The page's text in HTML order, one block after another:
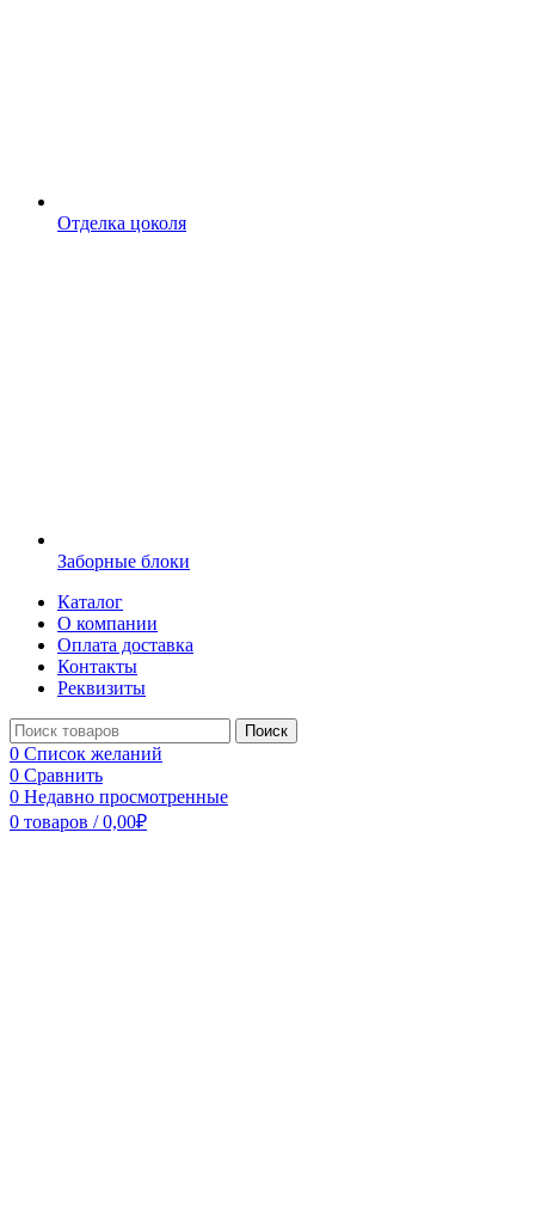
Отделка цоколя
Заборные блоки
Каталог
О компании
Оплата доставка
Контакты
Реквизиты
Поиск
0 Список желаний
0 Сравнить
0 Недавно просмотренные
0 товаров / 0,00₽